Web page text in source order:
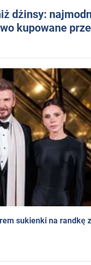
dżinsy:
kupowane
sukienki na randkę